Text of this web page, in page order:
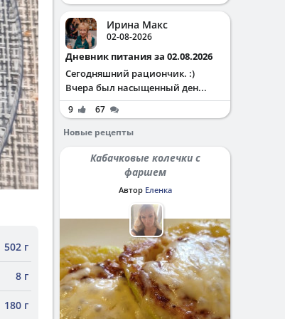
502 г
8 г
180 г
Ирина Макс
02-08-2026
Дневник питания за 02.08.2026
Сегодняшний рациончик. :)
Вчера был насыщенный ден...
9
67
Новые рецепты
Кабачковые колечки с
фаршем
Автор Еленка